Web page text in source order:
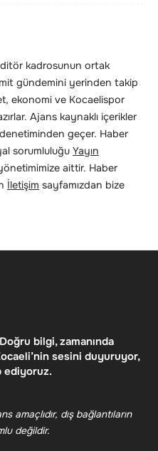
kadrosunun ortak
gündemini yerinden takip
ekonomi ve Kocaelispor
Ajans kaynaklı içerikler
geçer. Haber
sorumluluğu Yayın
aittir. Haber
İletişim sayfamızdan bize
bilgi, zamanında
sesini duyuruyor,
ediyoruz.
amaçlıdır, dış bağlantıların
değildir.